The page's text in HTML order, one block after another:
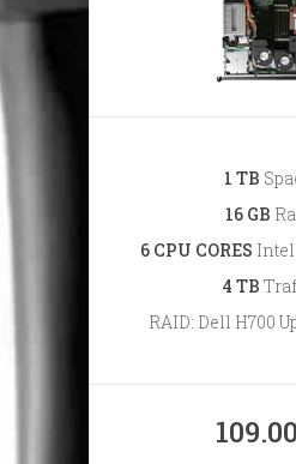
1 TB
16 GB
6 CPU CORES Intel
4 TB
RAID: Dell H700